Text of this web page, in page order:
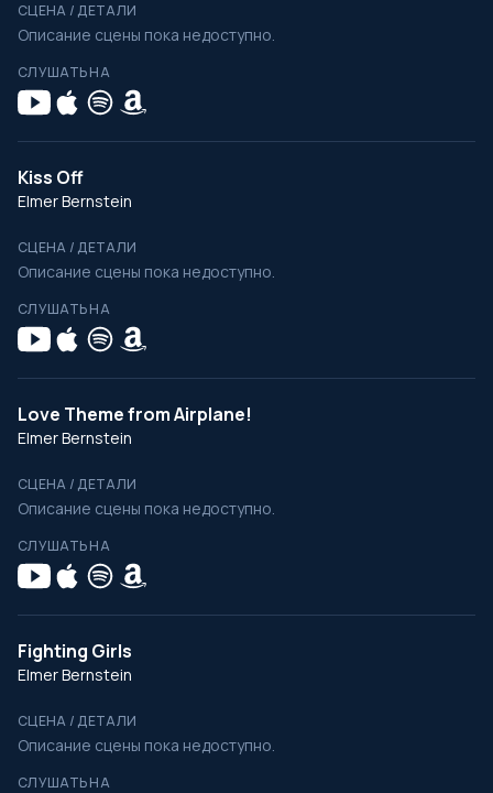
СЦЕНА / ДЕТАЛИ
Описание сцены пока недоступно.
СЛУШАТЬ НА
Kiss Off
Elmer Bernstein
СЦЕНА / ДЕТАЛИ
Описание сцены пока недоступно.
СЛУШАТЬ НА
Love Theme from Airplane!
Elmer Bernstein
СЦЕНА / ДЕТАЛИ
Описание сцены пока недоступно.
СЛУШАТЬ НА
Fighting Girls
Elmer Bernstein
СЦЕНА / ДЕТАЛИ
Описание сцены пока недоступно.
СЛУШАТЬ НА